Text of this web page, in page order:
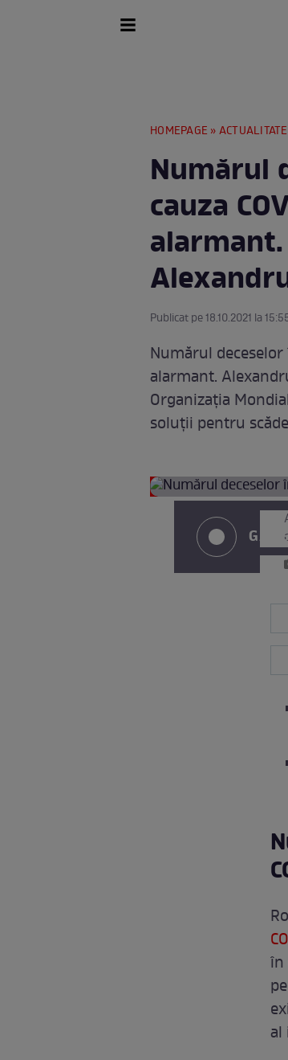
HOMEPAGE »ACTUALITATE
Numărul
cauza
Publicat pe 18.10.2021 la
Numărul
alarmant.
Organizația
soluții pentru
în
al